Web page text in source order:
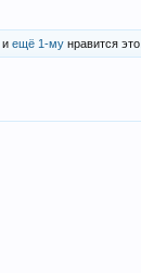
и ещё 1-му нравится это.